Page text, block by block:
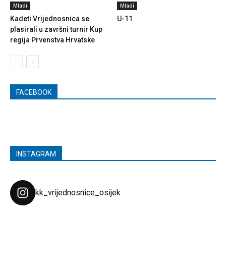
Mladi
Kadeti Vrijednosnica se
plasirali u završni turnir Kup
regija Prvenstva Hrvatske
Mladi
U-11
FACEBOOK
INSTAGRAM
kk_vrijednosnice_osijek